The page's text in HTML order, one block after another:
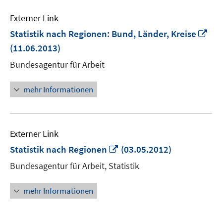
Externer Link
Statistik nach Regionen: Bund, Länder, Kreise
(11.06.2013)
Bundesagentur für Arbeit
mehr Informationen
Externer Link
Statistik nach Regionen
In
neuem
Fenster
(03.05.2012)
Bundesagentur für Arbeit, Statistik
mehr Informationen